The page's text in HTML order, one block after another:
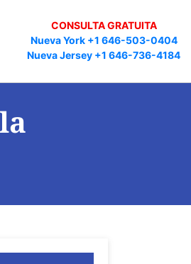
CONSULTA GRATUITA
Nueva York +1 646-503-0404
Nueva Jersey +1 646-736-4184